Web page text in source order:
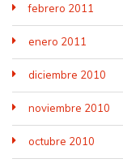
febrero 2011
enero 2011
diciembre 2010
noviembre 2010
octubre 2010